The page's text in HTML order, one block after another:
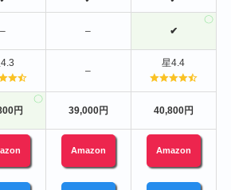
– – ✔
–
星4.4
円 39,000円 40,800円
Amazon Amazon